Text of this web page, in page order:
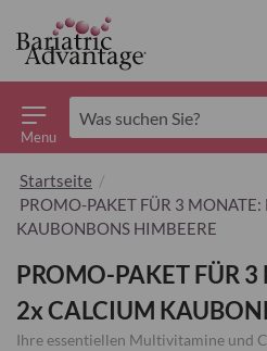
Menu
Startseite
PROMO-PAKET FÜR 3
KAUBONBONS HIMBEERE
PROMO-PAKET FÜR
2x CALCIUM
Ihre essentiellen Multivitamine und